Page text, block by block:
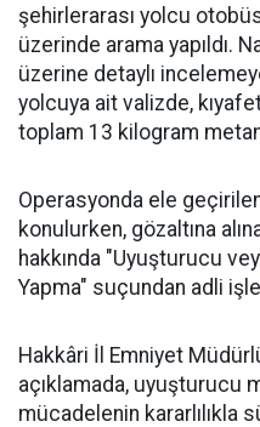
şehirlerarası yolcu
üzerinde arama yapıldı.
üzerine detaylı
yolcuya ait valizde,
toplam 13 kilogram
Operasyonda ele
konulurken, gözaltına
hakkında "Uyuşturucu
Yapma" suçundan adli
Hakkâri İl Emniyet
açıklamada, uyuşturucu
mücadelenin kararlılıkla